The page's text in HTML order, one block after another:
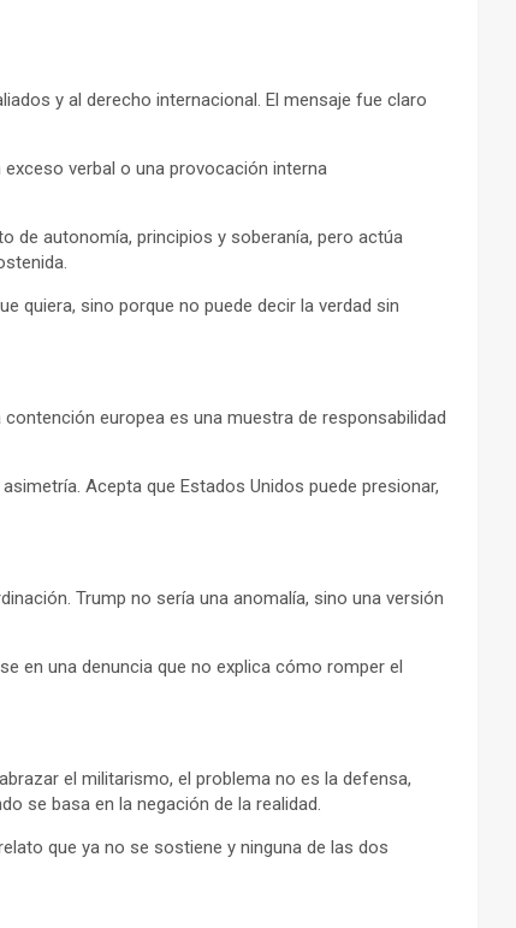
y al derecho internacional. El mensaje fue claro
verbal o una provocación interna
de autonomía, principios y soberanía, pero actúa
quiera, sino porque no puede decir la verdad sin
europea es una muestra de responsabilidad
Acepta que Estados Unidos puede presionar,
Trump no sería una anomalía, sino una versión
en una denuncia que no explica cómo romper el
el militarismo, el problema no es la defensa,
se basa en la negación de la realidad.
que ya no se sostiene y ninguna de las dos